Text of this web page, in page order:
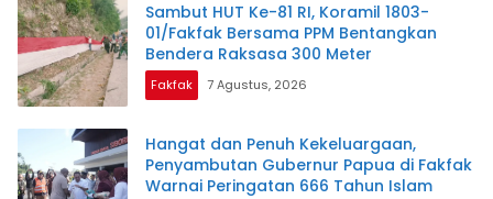
Sambut HUT Ke-81 RI, Koramil 1803-
01/Fakfak Bersama PPM Bentangkan
Bendera Raksasa 300 Meter
Fakfak 7 Agustus, 2026
Hangat dan Penuh Kekeluargaan,
Penyambutan Gubernur Papua di Fakfak
Warnai Peringatan 666 Tahun Islam